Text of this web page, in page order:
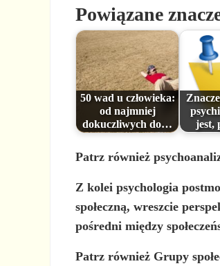
Powiązane
50 wad u człowieka:
od najmniej
dokuczliwych do…
jest,
Patrz również
Z koleipsychologia
społeczną, wreszcie
pośredni między
Patrz również Grupy